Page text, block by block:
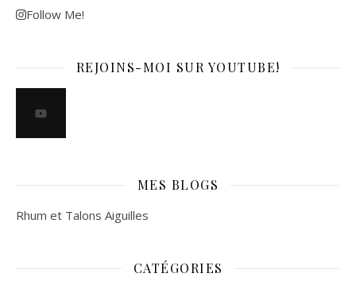
Follow Me!
REJOINS-MOI SUR YOUTUBE!
MES BLOGS
Rhum et Talons Aiguilles
CATÉGORIES